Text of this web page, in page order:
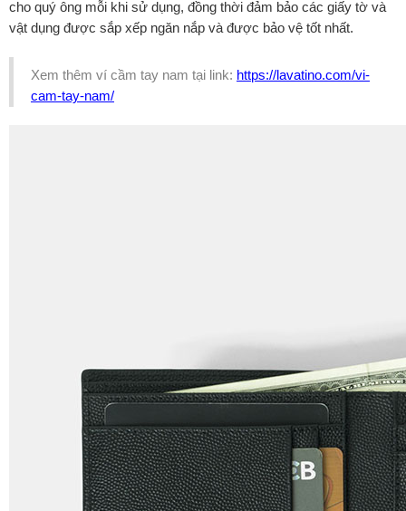
cho quý ông mỗi khi sử dụng, đồng thời đảm bảo các giấy tờ và
vật dụng được sắp xếp ngăn nắp và được bảo vệ tốt nhất.
Xem thêm ví cầm tay nam tại link: https://lavatino.com/vi-
cam-tay-nam/